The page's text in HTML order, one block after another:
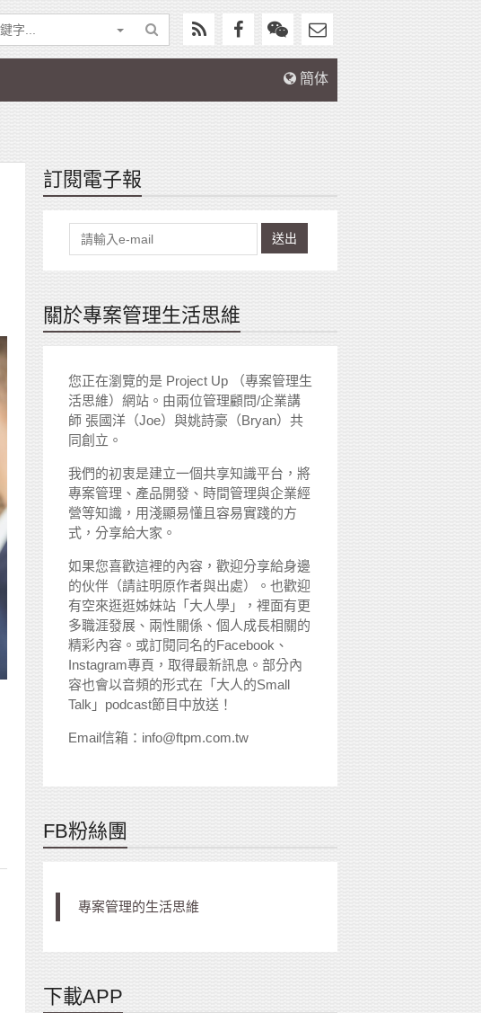
簡体
訂閱電子報
送出
關於專案管理生活思維
您正在瀏覽的是 Project Up （專案管理生
活思維）網站。由兩位管理顧問/企業講
師 張國洋（Joe）與姚詩豪（Bryan）共
同創立。
我們的初衷是建立一個共享知識平台，將
專案管理、產品開發、時間管理與企業經
營等知識，用淺顯易懂且容易實踐的方
式，分享給大家。
如果您喜歡這裡的內容，歡迎分享給身邊
的伙伴（請註明原作者與出處）。也歡迎
有空來逛逛姊妹站「大人學」，裡面有更
多職涯發展、兩性關係、個人成長相關的
精彩內容。或訂閱同名的Facebook、
Instagram專頁，取得最新訊息。部分內
容也會以音頻的形式在「大人的Small
Talk」podcast節目中放送！
Email信箱：info@ftpm.com.tw
FB粉絲團
專案管理的生活思維
下載APP